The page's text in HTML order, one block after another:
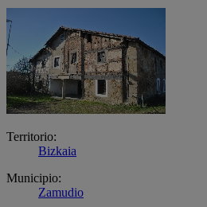
Territorio:
Bizkaia
Municipio:
Zamudio